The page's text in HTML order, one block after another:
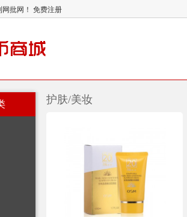
批网！ 免费注册
护肤/美妆